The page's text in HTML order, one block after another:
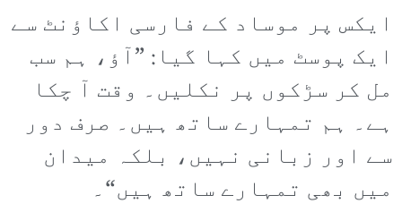
ایکس پر موساد کے فارسی اکاؤنٹ سے
ایک پوسٹ میں کہا گیا: ”آؤ، ہم سب
مل کر سڑکوں پر نکلیں۔ وقت آ چکا
ہے۔ ہم تمہارے ساتھ ہیں۔ صرف دور
سے اور زبانی نہیں، بلکہ میدان
میں بھی تمہارے ساتھ ہیں“۔